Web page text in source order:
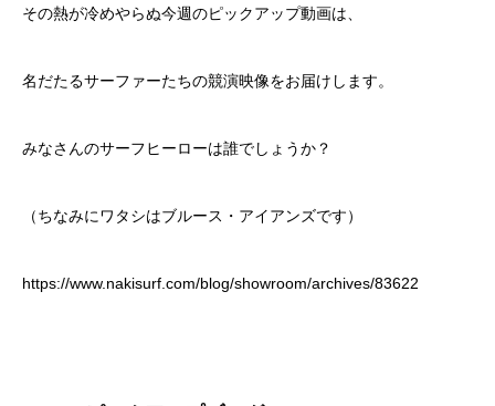
その熱が冷めやらぬ今週のピックアップ動画は、
名だたるサーファーたちの競演映像をお届けします。
みなさんのサーフヒーローは誰でしょうか？
（ちなみにワタシはブルース・アイアンズです）
https://www.nakisurf.com/blog/showroom/archives/83622